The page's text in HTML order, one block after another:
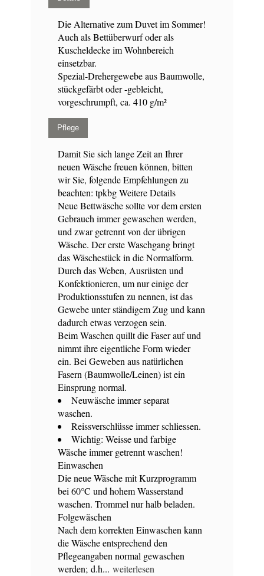
Die Alternative zum Duvet im Sommer!
Auch als Bettüberwurf oder als
Kuscheldecke im Wohnbereich
einsetzbar.
Spezial-Drehergewebe aus Baumwolle,
stückgefärbt oder -gebleicht,
vorgeschrumpft, ca. 410 g/m²
Pflege
Damit Sie sich lange Zeit an Ihrer
neuen Wäsche freuen können, bitten
wir Sie, folgende Empfehlungen zu
beachten:tpkbg Weitere Details
Neue Bettwäsche sollte vor dem ersten
Gebrauch immer gewaschen werden,
und zwar getrennt von der übrigen
Wäsche. Der erste Waschgang bringt
das Wäschestück in die Normalform.
Durch das Weben, Ausrüsten und
Konfektionieren, um nur einige der
Produktionsstufen zu nennen, ist das
Gewebe unter ständigem Zug und kann
dadurch etwas verzogen sein.
Beim Waschen quillt die Faser auf und
nimmt ihre eigentliche Form wieder
ein. Bei Geweben aus natürlichen
Fasern (Baumwolle/Leinen) ist ein
Einsprung normal.
Neuwäsche immer separat
waschen.
Reissverschlüsse immer schliessen.
Wichtig: Weisse und farbige
Wäsche immer getrennt waschen!
Einwaschen
Die neue Wäsche mit Kurzprogramm
bei 60°C und hohem Wasserstand
waschen. Trommel nur halb beladen.
Folgewäschen
Nach dem korrekten Einwaschen kann
die Wäsche entsprechend den
Pflegeangaben normal gewaschen
werden; d.h...weiterlesen